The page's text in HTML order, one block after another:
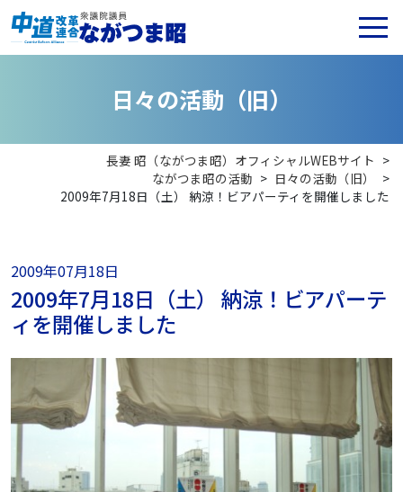
日々の活動 （旧）
長妻 昭（ながつま昭）オフィシャルWEBサイト >
ながつま昭の活動 > 日々の活動（旧）
>
2009年7月18日（土） 納涼！ビアパーティを開催しました
2009年07月18日
2009年7月18日（土） 納涼！ビアパーテ
ィを開催しました